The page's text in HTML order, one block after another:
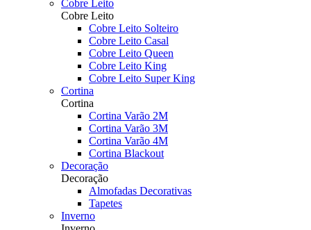
Cobre Leito
Cobre Leito
Cobre Leito Solteiro
Cobre Leito Casal
Cobre Leito Queen
Cobre Leito King
Cobre Leito Super King
Cortina
Cortina
Cortina Varão 2M
Cortina Varão 3M
Cortina Varão 4M
Cortina Blackout
Decoração
Decoração
Almofadas Decorativas
Tapetes
Inverno